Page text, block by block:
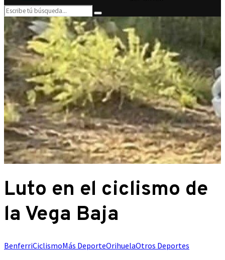
Search
for:
Search
Luto en el ciclismo de
la Vega Baja
BenferriCiclismoMás DeporteOrihuelaOtros Deportes